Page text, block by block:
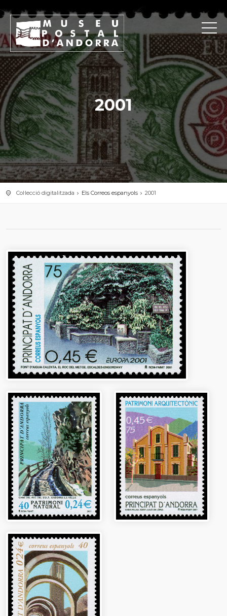
2001
Col·lecció digitalitzada Els Correos espanyols 2001